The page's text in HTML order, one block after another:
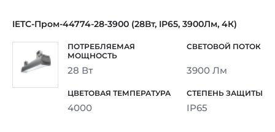
IETC-Пром-44774-28-3900 (28Вт, IP65, 3900Лм, 4К)
28 Вт 3900 Лм
4000 IP65